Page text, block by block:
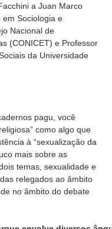
a Juan Marco
Sociologia e
Nacional de
(CONICET) e Professor
da Universidade
pagu, você
como algo que
à “sexualização da
mais sobre as
temas, sexualidade e
relegados ao âmbito
no âmbito do debate